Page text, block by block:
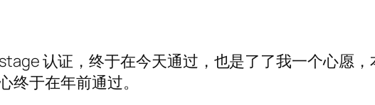
认证，终于在今天通过，也是了了我一个心愿，
终于在年前通过。